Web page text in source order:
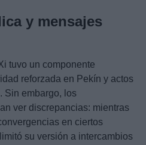
y mensajes
tuvo un componente
reforzada en Pekín y actos
Sin embargo, los
ver discrepancias: mientras
en ciertos
su versión a intercambios